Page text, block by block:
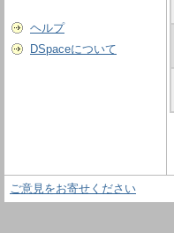
ヘルプ
DSpaceについて
ご意見をお寄せください